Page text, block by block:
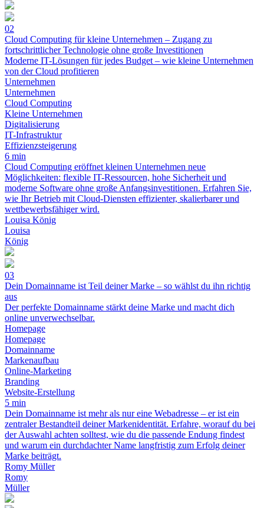
02
Cloud Computing für kleine Unternehmen – Zugang zu
fortschrittlicher Technologie ohne große Investitionen
Moderne IT-Lösungen für jedes Budget – wie kleine Unternehmen
von der Cloud profitieren
Unternehmen
Unternehmen
Cloud Computing
Kleine Unternehmen
Digitalisierung
IT-Infrastruktur
Effizienzsteigerung
6 min
Cloud Computing eröffnet kleinen Unternehmen neue
Möglichkeiten: flexible IT-Ressourcen, hohe Sicherheit und
moderne Software ohne große Anfangsinvestitionen. Erfahren Sie,
wie Ihr Betrieb mit Cloud-Diensten effizienter, skalierbarer und
wettbewerbsfähiger wird.
Louisa König
Louisa
König
03
Dein Domainname ist Teil deiner Marke – so wählst du ihn richtig
aus
Der perfekte Domainname stärkt deine Marke und macht dich
online unverwechselbar.
Homepage
Homepage
Domainname
Markenaufbau
Online-Marketing
Branding
Website-Erstellung
5 min
Dein Domainname ist mehr als nur eine Webadresse – er ist ein
zentraler Bestandteil deiner Markenidentität. Erfahre, worauf du bei
der Auswahl achten solltest, wie du die passende Endung findest
und warum ein durchdachter Name langfristig zum Erfolg deiner
Marke beiträgt.
Romy Müller
Romy
Müller